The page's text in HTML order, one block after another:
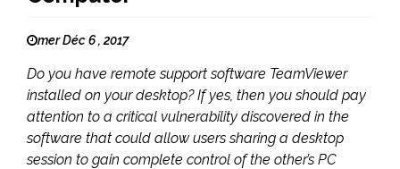
mer Déc 6 , 2017
Do you have remote support software TeamViewer
installed on your desktop? If yes, then you should pay
attention to a critical vulnerability discovered in the
software that could allow users sharing a desktop
session to gain complete control of the other’s PC